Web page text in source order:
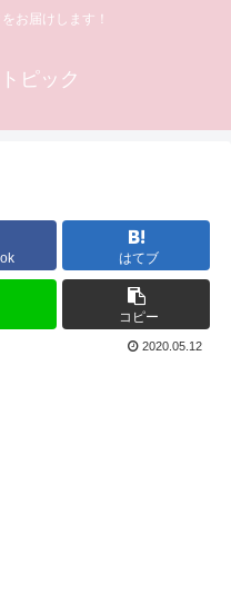
お届けします！
ピック
はてブ
コピー
2020.05.12